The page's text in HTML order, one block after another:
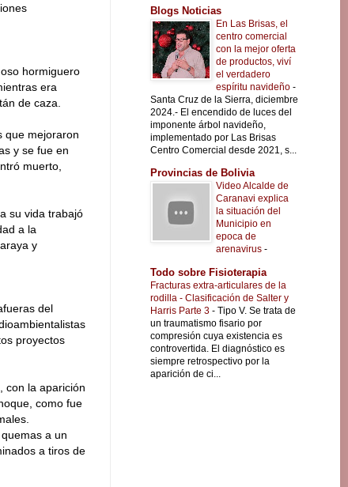
hormiguero
era
de caza.
que mejoraron
y se fue en
muerto,
su vida trabajó
a la
y
del
proyectos
con la aparición
como fue
a un
a tiros de
Blogs Noticias
En Las Brisas, el
centro comercial
con la mejor oferta
de productos, viví
el verdadero
espíritu navideño -
Santa Cruz de la Sierra, diciembre
2024.- El encendido de luces del
imponente árbol navideño,
implementado por Las Brisas
Centro Comercial desde 2021, s...
Provincias de Bolivia
Video Alcalde de
Caranavi explica
la situación del
Municipio en
epoca de
arenavirus -
Todo sobre Fisioterapia
Fracturas extra-articulares de la
rodilla - Clasificación de Salter y
Harris Parte 3 - Tipo V. Se trata de
un traumatismo fisario por
compresión cuya existencia es
controvertida. El diagnóstico es
siempre retrospectivo por la
aparición de ci...